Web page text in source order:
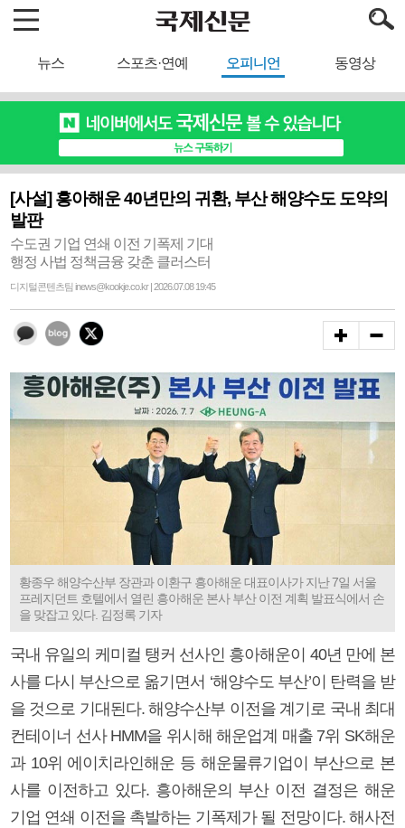
뉴스 스포츠·연예 오피니언 동영상
[사설] 흥아해운 40년만의 귀환, 부산 해양수도 도약의
발판
수도권 기업 연쇄 이전 기폭제 기대
행정 사법 정책금융 갖춘 클러스터
디지털콘텐츠팀 inews@kookje.co.kr | 2026.07.08 19:45
황종우 해양수산부 장관과 이환구 흥아해운 대표이사가 지난 7일 서울
프레지던트 호텔에서 열린 흥아해운 본사 부산 이전 계획 발표식에서 손
을 맞잡고 있다. 김정록 기자
국내 유일의 케미컬 탱커 선사인 흥아해운이 40년 만에 본
사를 다시 부산으로 옮기면서 ‘해양수도 부산’이 탄력을 받
을 것으로 기대된다. 해양수산부 이전을 계기로 국내 최대
컨테이너 선사 HMM을 위시해 해운업계 매출 7위 SK해운
과 10위 에이치라인해운 등 해운물류기업이 부산으로 본
사를 이전하고 있다. 흥아해운의 부산 이전 결정은 해운
기업 연쇄 이전을 촉발하는 기폭제가 될 전망이다. 해사전